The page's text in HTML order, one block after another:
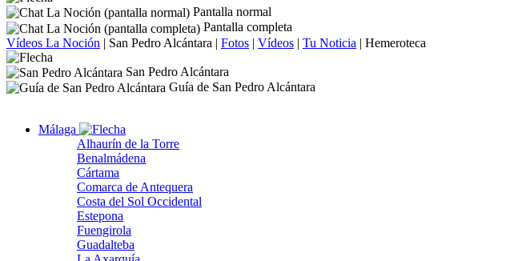
Pantalla normal
Pantalla completa
Vídeos La Noción | San Pedro Alcántara | Fotos | Vídeos | Tu Noticia | Hemeroteca
San Pedro Alcántara
Guía de San Pedro Alcántara
Málaga
Alhaurín de la Torre
Benalmádena
Cártama
Comarca de Antequera
Costa del Sol Occidental
Estepona
Fuengirola
Guadalteba